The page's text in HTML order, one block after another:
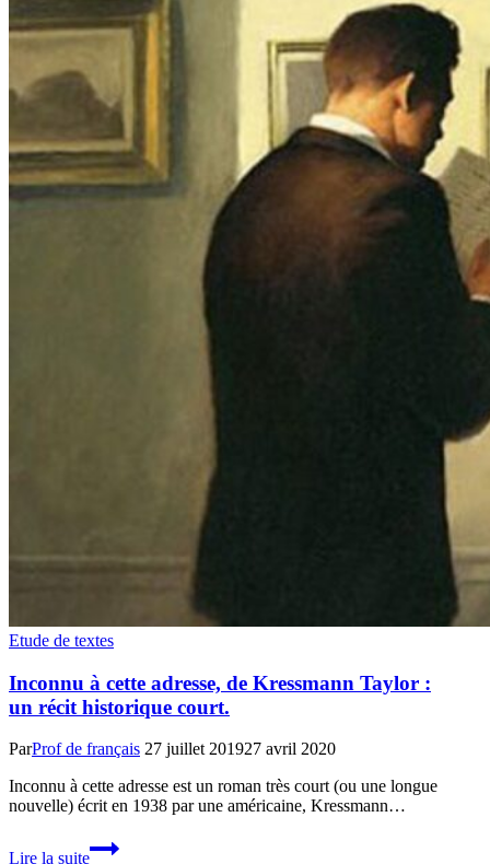
Etude de textes
Inconnu à cette adresse, de Kressmann Taylor :
un récit historique court.
ParProf de français 27 juillet 201927 avril 2020
Inconnu à cette adresse est un roman très court (ou une longue
nouvelle) écrit en 1938 par une américaine, Kressmann…
Lire la suite
Inconnu